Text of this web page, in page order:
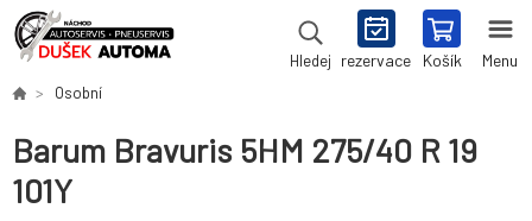
Hledej rezervace Košík Menu
Osobní
Barum Bravuris 5HM 275/40 R 19
101Y